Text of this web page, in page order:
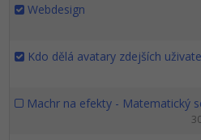
Webdesign
Kdo dělá avatary zdejších
Machr na efekty - Matematický